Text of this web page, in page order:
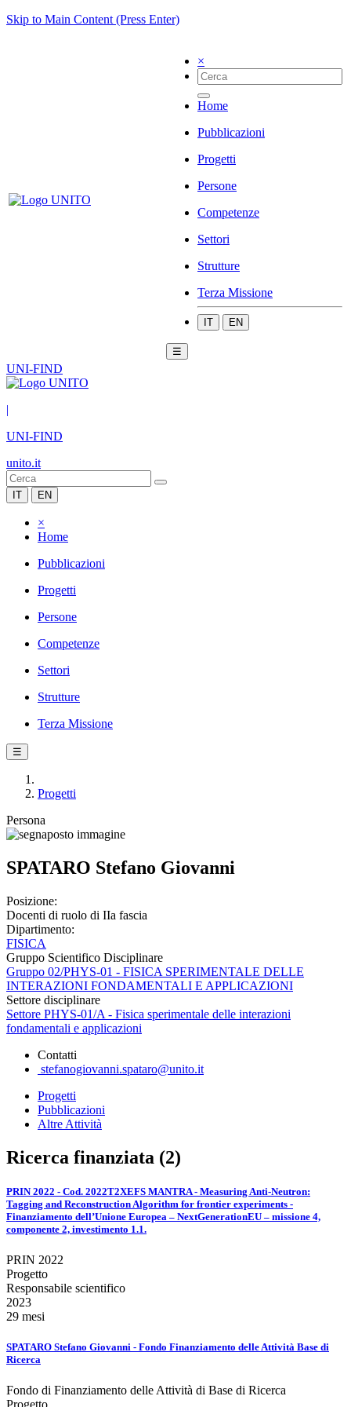
Skip to Main Content (Press Enter)
×
Home
Pubblicazioni
Progetti
Persone
Competenze
Settori
Strutture
Terza Missione
IT EN
☰
UNI-FIND
|
UNI-FIND
unito.it
IT EN
×
Home
Pubblicazioni
Progetti
Persone
Competenze
Settori
Strutture
Terza Missione
☰
Progetti
Persona
SPATARO Stefano Giovanni
Posizione:
Docenti di ruolo di IIa fascia
Dipartimento:
FISICA
Gruppo Scientifico Disciplinare
Gruppo 02/PHYS-01 - FISICA SPERIMENTALE DELLE
INTERAZIONI FONDAMENTALI E APPLICAZIONI
Settore disciplinare
Settore PHYS-01/A - Fisica sperimentale delle interazioni
fondamentali e applicazioni
Contatti
stefanogiovanni.spataro@unito.it
Progetti
Pubblicazioni
Altre Attività
Ricerca finanziata (2)
PRIN 2022 - Cod. 2022T2XEFS MANTRA - Measuring Anti-Neutron:
Tagging and Reconstruction Algorithm for frontier experiments -
Finanziamento dell’Unione Europea – NextGenerationEU – missione 4,
componente 2, investimento 1.1.
PRIN 2022
Progetto
Responsabile scientifico
2023
29 mesi
SPATARO Stefano Giovanni - Fondo Finanziamento delle Attività Base di
Ricerca
Fondo di Finanziamento delle Attività di Base di Ricerca